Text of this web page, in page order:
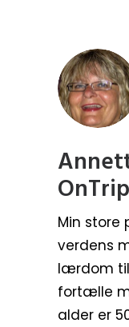
Min store
verdens
lærdom
fortælle
alder er